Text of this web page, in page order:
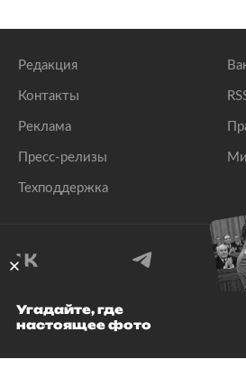
Редакция
Контакты
Реклама
Пресс-релизы
Техподдержка
© 1999–2026 Все права
Угадайте, где
настоящее фото